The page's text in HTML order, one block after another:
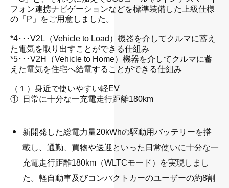
フォン連携ナビゲーションなどを標準装備した上級仕様
の「P」をご用意しました。
*4･･･V2L（Vehicle to Load）機器を介してクルマに蓄え
た電気を取り出すことができる仕組み
*5･･･V2H（Vehicle to Home）機器を介してクルマに蓄
えた電気を住宅へ給電することができる仕組み
（１）身近で使いやすい軽EV
① 日常に十分な一充電走行距離180km
新開発した総電力量20kWhの駆動用バッテリーを搭
載し、通勤、買物や送迎といった日常使いに十分な一
充電走行距離180km（WLTCモード）を実現しまし
た。軽自動車及びコンパクトカーのユーザーの約8割